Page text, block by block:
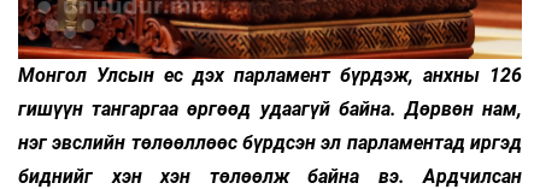
Монгол Улсын ес дэх парламент бүрдэж, анхны 126
гишүүн тангаргаа өргөөд удаагүй байна. Дөрвөн нам,
нэг эвслийн төлөөллөөс бүрдсэн эл парламентад иргэд
биднийг хэн хэн төлөөлж байна вэ. Ардчилсан